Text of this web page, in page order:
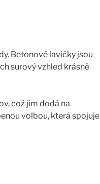
Betonové lavičky jsou
surový vzhled krásně
což jim dodá na
volbou, která spojuje